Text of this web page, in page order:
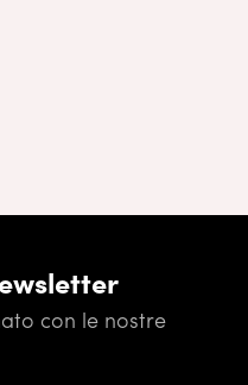
con le nostre